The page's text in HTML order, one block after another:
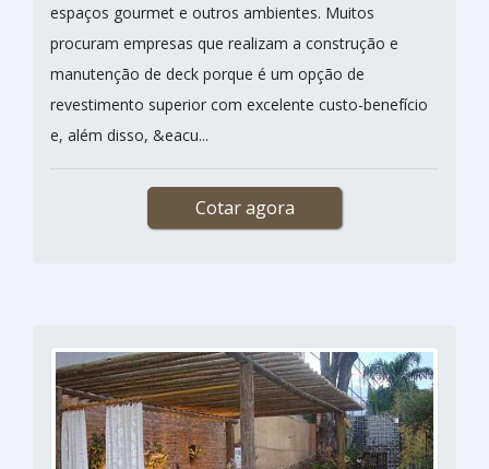
espaços gourmet e outros ambientes. Muitos
procuram empresas que realizam a construção e
manutenção de deck porque é um opção de
revestimento superior com excelente custo-benefício
e, além disso, &eacu...
Cotar agora